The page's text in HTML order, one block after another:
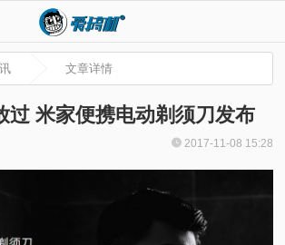
文章详情
过 米家便携电动剃须刀发布
2017-11-08 15:28